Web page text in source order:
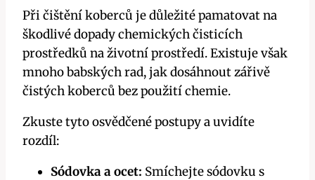
Při čištění koberců je důležité pamatovat na
škodlivé dopady chemických čisticích
prostředků na životní prostředí. Existuje však
mnoho babských rad, jak dosáhnout zářivě
čistých koberců bez použití chemie.
Zkuste tyto osvědčené postupy a uvidíte
rozdíl:
Sódovka a ocet: Smíchejte sódovku s